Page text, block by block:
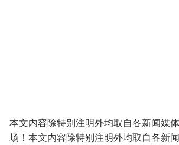
本文内容除特别注明外均取自各新闻媒
场！本文内容除特别注明外均取自各新